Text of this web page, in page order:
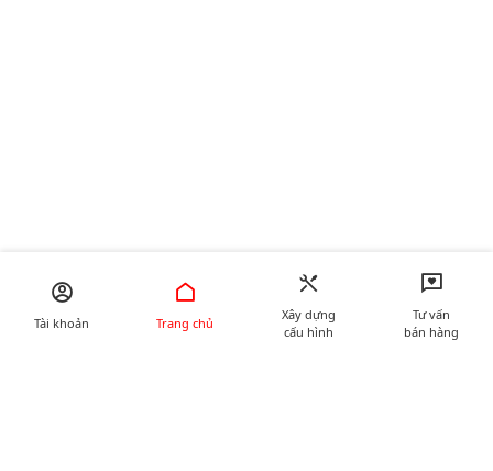
Tài khoản Trang chủ
Xây dựng
cấu hình
Tư vấn
bán hàng